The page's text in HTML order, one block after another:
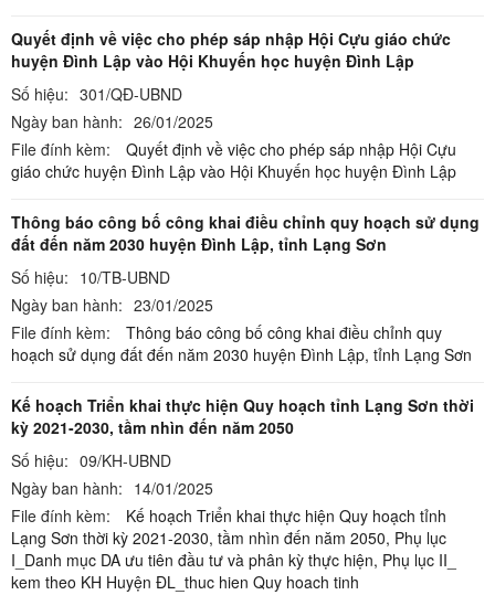
Quyết định về việc cho phép sáp nhập Hội Cựu giáo chức
huyện Đình Lập vào Hội Khuyến học huyện Đình Lập
Số hiệu: 301/QĐ-UBND
Ngày ban hành: 26/01/2025
File đính kèm:
Quyết định về việc cho phép sáp nhập Hội Cựu
giáo chức huyện Đình Lập vào Hội Khuyến học huyện Đình Lập
Thông báo công bố công khai điều chỉnh quy hoạch sử dụng
đất đến năm 2030 huyện Đình Lập, tỉnh Lạng Sơn
Số hiệu: 10/TB-UBND
Ngày ban hành: 23/01/2025
File đính kèm:
Thông báo công bố công khai điều chỉnh quy
hoạch sử dụng đất đến năm 2030 huyện Đình Lập, tỉnh Lạng Sơn
Kế hoạch Triển khai thực hiện Quy hoạch tỉnh Lạng Sơn thời
kỳ 2021-2030, tầm nhìn đến năm 2050
Số hiệu: 09/KH-UBND
Ngày ban hành: 14/01/2025
File đính kèm:
Kế hoạch Triển khai thực hiện Quy hoạch tỉnh
Lạng Sơn thời kỳ 2021-2030, tầm nhìn đến năm 2050, Phụ lục
I_Danh mục DA ưu tiên đầu tư và phân kỳ thực hiện, Phụ lục II_
kem theo KH Huyện ĐL_thuc hien Quy hoach tinh